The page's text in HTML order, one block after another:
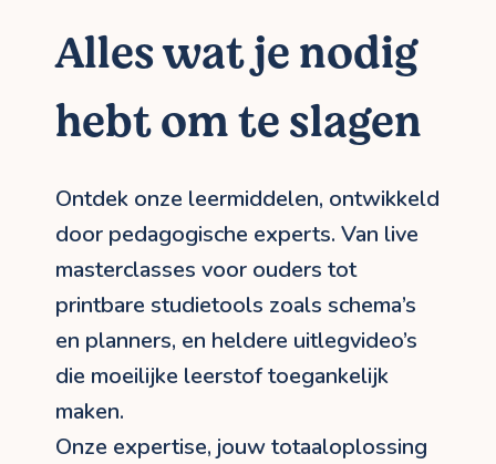
Alles wat je nodig
hebt om te slagen
Ontdek onze leermiddelen, ontwikkeld
door pedagogische experts. Van live
masterclasses voor ouders tot
printbare studietools zoals schema’s
en planners, en heldere uitlegvideo’s
die moeilijke leerstof toegankelijk
maken.
Onze expertise, jouw totaaloplossing